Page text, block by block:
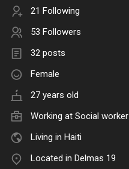
21 Following
53 Followers
32 posts
Female
27 years old
Working at Social worker
Living in Haiti
Located in Delmas 19